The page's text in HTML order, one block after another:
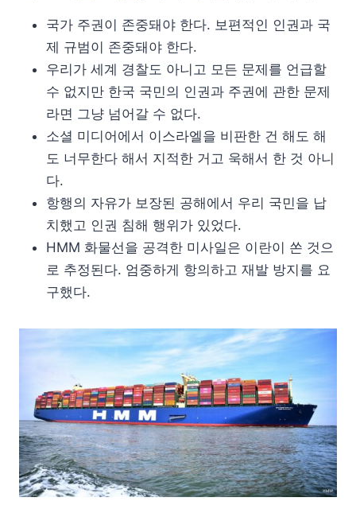
국가 주권이 존중돼야 한다. 보편적인 인권과 국
제 규범이 존중돼야 한다.
우리가 세계 경찰도 아니고 모든 문제를 언급할
수 없지만 한국 국민의 인권과 주권에 관한 문제
라면 그냥 넘어갈 수 없다.
소셜 미디어에서 이스라엘을 비판한 건 해도 해
도 너무한다 해서 지적한 거고 욱해서 한 것 아니
다.
항행의 자유가 보장된 공해에서 우리 국민을 납
치했고 인권 침해 행위가 있었다.
HMM 화물선을 공격한 미사일은 이란이 쏜 것으
로 추정된다. 엄중하게 항의하고 재발 방지를 요
구했다.